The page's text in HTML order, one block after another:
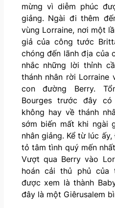
mừng vì diễm phúc
giảng. Ngài đi thêm
vùng Lorraine, nơi một
giả của công tước
chóng đến lãnh địa của
nhắc những lời thỉnh
thánh nhân rời Lorraine
con đường Berry.
Bourges trước đây
không hay về thánh
sớm biến mất khi ngài
nhân giảng. Kể từ lúc
tỏ tâm tình quý mến
Vượt qua Berry vào
hoán cải thủ phủ của
được xem là thành
đây là một Giêrusalem